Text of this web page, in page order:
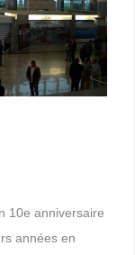
10e anniversaire
années en